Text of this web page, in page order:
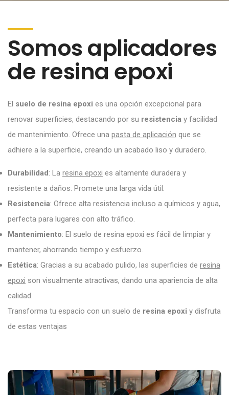
Somos aplicadores
de resina epoxi
El suelo de resina epoxi es una opción excepcional para
renovar superficies, destacando por su resistencia y facilidad
de mantenimiento. Ofrece una pasta de aplicación que se
adhiere a la superficie, creando un acabado liso y duradero.
Durabilidad: La resina epoxi es altamente duradera y
resistente a daños. Promete una larga vida útil.
Resistencia: Ofrece alta resistencia incluso a químicos y agua,
perfecta para lugares con alto tráfico.
Mantenimiento: El suelo de resina epoxi es fácil de limpiar y
mantener, ahorrando tiempo y esfuerzo.
Estética: Gracias a su acabado pulido, las superficies de resina
epoxi son visualmente atractivas, dando una apariencia de alta
calidad.
Transforma tu espacio con un suelo de resina epoxi y disfruta
de estas ventajas